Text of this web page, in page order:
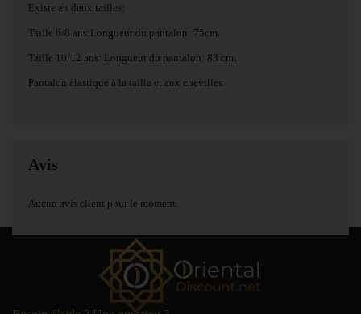
Existe en deux tailles:
Taille 6/8 ans:Longueur du pantalon: 75cm.
Taille 10/12 ans: Longueur du pantalon: 83 cm.
Pantalon élastiqué à la taille et aux chevilles.
Avis
Aucun avis client pour le moment.